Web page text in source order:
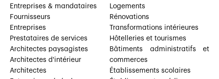
Entreprises & mandataires
Fournisseurs
Entreprises
Prestataires de services
Architectes paysagistes
Architectes d'intérieur
Architectes
Logements
Rénovations
Transformations intérieures
Hôtelleries et tourismes
Bâtiments administratifs et
commerces
Établissements scolaires